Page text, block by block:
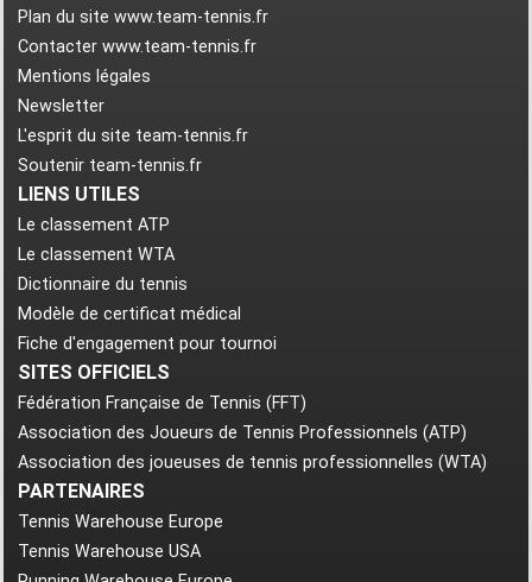
Plan du site www.team-tennis.fr
Contacter www.team-tennis.fr
Mentions légales
Newsletter
L'esprit du site team-tennis.fr
Soutenir team-tennis.fr
LIENS UTILES
Le classement ATP
Le classement WTA
Dictionnaire du tennis
Modèle de certificat médical
Fiche d'engagement pour tournoi
SITES OFFICIELS
Fédération Française de Tennis (FFT)
Association des Joueurs de Tennis Professionnels (ATP)
Association des joueuses de tennis professionnelles (WTA)
PARTENAIRES
Tennis Warehouse Europe
Tennis Warehouse USA